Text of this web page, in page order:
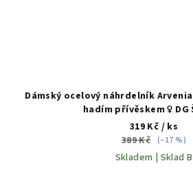
Dámský ocelový náhrdelník
hadím přívěskem ♀️ DG
319 Kč / ks
389 Kč (–17 %)
Skladem | Sklad B